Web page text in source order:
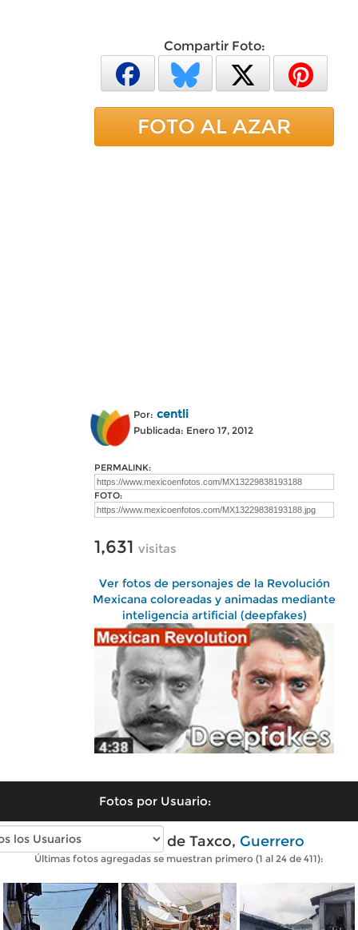
Compartir Foto:
FOTO AL AZAR
Por: centli
Publicada: Enero 17, 2012
PERMALINK:
FOTO:
1,631 visitas
Ver fotos de personajes de la Revolución
Mexicana coloreadas y animadas mediante
inteligencia artificial (deepfakes)
Fotos por Usuario:
Fotos antiguas de Taxco, Guerrero
Últimas fotos agregadas se muestran primero (1 al 24 de 411):